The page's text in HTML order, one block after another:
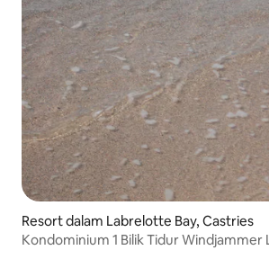
Resort dalam Labrelotte Bay, Castries
Kondominium 1 Bilik Tidur Windjammer